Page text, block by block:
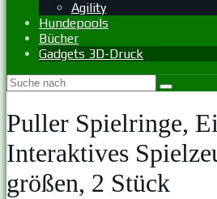
Agility
Hundepools
Bücher
Gadgets 3D-Druck
Puller Spielringe,
Interaktives
größen, 2 Stück